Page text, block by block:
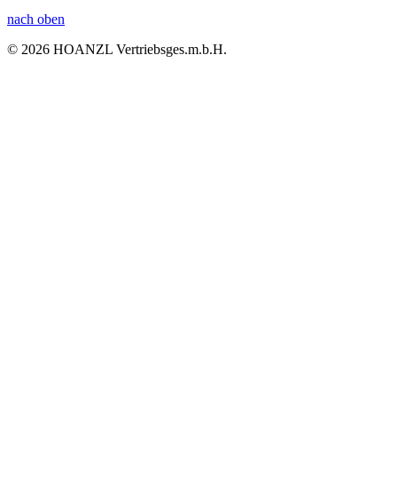
nach oben
© 2026 HOANZL Vertriebsges.m.b.H.